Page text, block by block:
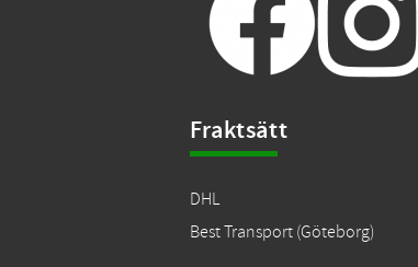
Fraktsätt
DHL
Best Transport (Göteborg)